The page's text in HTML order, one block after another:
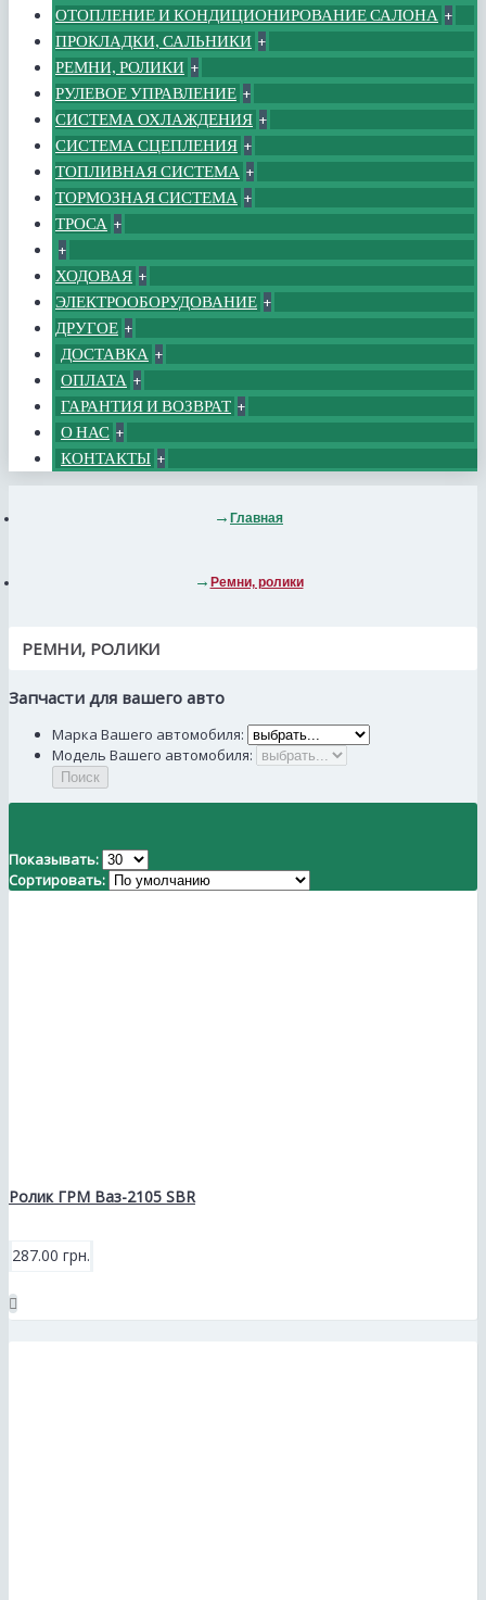
ОТОПЛЕНИЕ И КОНДИЦИОНИРОВАНИЕ САЛОНА +
ПРОКЛАДКИ, САЛЬНИКИ +
РЕМНИ, РОЛИКИ +
РУЛЕВОЕ УПРАВЛЕНИЕ +
СИСТЕМА ОХЛАЖДЕНИЯ +
СИСТЕМА СЦЕПЛЕНИЯ +
ТОПЛИВНАЯ СИСТЕМА +
ТОРМОЗНАЯ СИСТЕМА +
ТРОСА +
+
ХОДОВАЯ +
ЭЛЕКТРООБОРУДОВАНИЕ +
ДРУГОЕ +
ДОСТАВКА +
ОПЛАТА +
ГАРАНТИЯ И ВОЗВРАТ +
О НАС +
КОНТАКТЫ +
Главная
Ремни, ролики
РЕМНИ, РОЛИКИ
Запчасти для вашего авто
Марка Вашего автомобиля:
Модель Вашего автомобиля:
Поиск
Показывать:
Сортировать:
Ролик ГРМ Ваз-2105 SBR
287.00 грн.